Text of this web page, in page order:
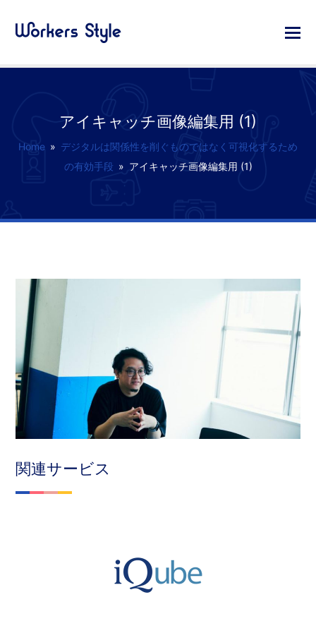
アイキャッチ画像編集用 (1)
Home » デジタルは関係性を削ぐものではなく可視化するため
の有効手段 » アイキャッチ画像編集用 (1)
関連サービス